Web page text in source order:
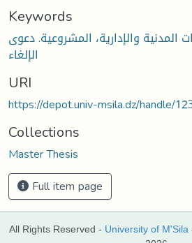
Keywords
المدنية والإدارية، المشروعية. دعوى
الإلغاء
URI
https://depot.univ-msila.dz/handle/
Collections
Master Thesis
Full item page
All Rights Reserved - University of M'Sila